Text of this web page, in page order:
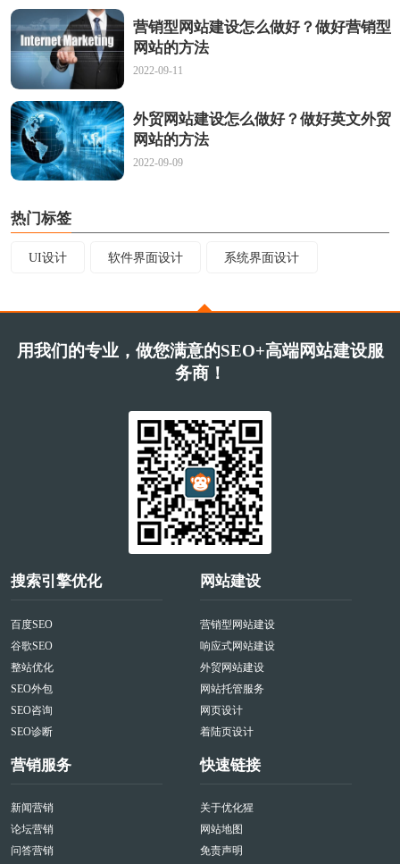
营销型网站建设怎么做好？做好营销型
网站的方法
2022-09-11
外贸网站建设怎么做好？做好英文外贸
网站的方法
2022-09-09
热门标签
UI设计 软件界面设计 系统界面设计
用我们的专业，做您满意的SEO+高端网站建设服
务商！
搜索引擎优化
百度SEO
谷歌SEO
整站优化
SEO外包
SEO咨询
SEO诊断
网站建设
营销型网站建设
响应式网站建设
外贸网站建设
网站托管服务
网页设计
着陆页设计
营销服务
新闻营销
论坛营销
问答营销
快速链接
关于优化猩
网站地图
免责声明